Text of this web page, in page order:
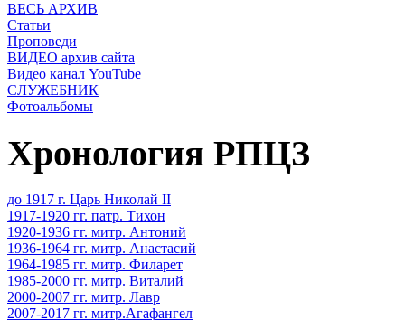
ВЕСЬ АРХИВ
Статьи
Проповеди
ВИДЕО архив сайта
Видео канал YouTube
СЛУЖЕБНИК
Фотоальбомы
Хронология РПЦЗ
до 1917 г. Царь Николай II
1917-1920 гг. патр. Тихон
1920-1936 гг. митр. Антоний
1936-1964 гг. митр. Анастасий
1964-1985 гг. митр. Филарет
1985-2000 гг. митр. Виталий
2000-2007 гг. митр. Лавр
2007-2017 гг. митр.Агафангел